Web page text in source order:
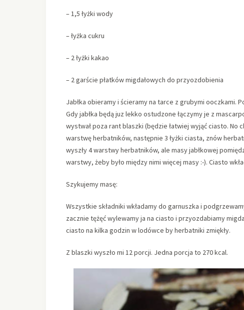
– 1,5 łyżki wody
– łyżka cukru
– 2 łyżki kakao
– 2 garście płatków migdałowych do przyozdobienia
Jabłka obieramy i ścieramy na tarce z grubymi ooczkami.
Gdy jabłka będą juz lekko ostudzone łączymy je z
wystwał poza rant blaszki (będzie łatwiej wyjąć ciasto. No
warstwę herbatników, następnie 3 łyżki ciasta, znów
wyszły 4 warstwy herbatników, ale masy jabłkowej
warstwy, żeby było między nimi więcej masy :-). Ciasto
Szykujemy masę:
Wszystkie składniki wkładamy do garnuszka i
zacznie tężęć wylewamy ja na ciasto i przyozdabiamy
ciasto na kilka godzin w lodówce by herbatniki zmiękły.
Z blaszki wyszło mi 12 porcji. Jedna porcja to 270 kcal.